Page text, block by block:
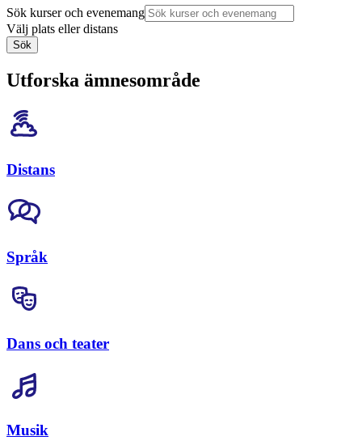
Sök kurser och evenemang
Välj plats eller distans
Sök
Utforska ämnesområde
Distans
Språk
Dans och teater
Musik